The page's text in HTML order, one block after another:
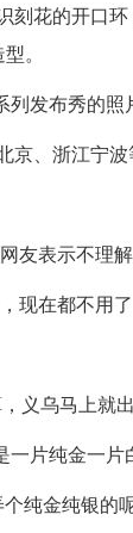
刻花的开口
。
发布秀的照
、浙江宁波
友表示不理解
现在都不用了
义乌马上就
片纯金一片
纯金纯银的